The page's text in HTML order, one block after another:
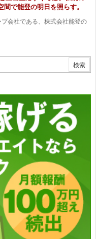
で能登の明日を照らす。
会社である、株式会社能登の